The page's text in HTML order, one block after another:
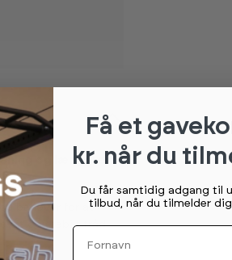
og længere
behøver for at
og stabilt tråd
Få et
kr. når du
Du får samtidig adgang til
tilbud, når du tilmelder
Fornavn